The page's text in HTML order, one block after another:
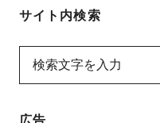
サイト内検索
広告